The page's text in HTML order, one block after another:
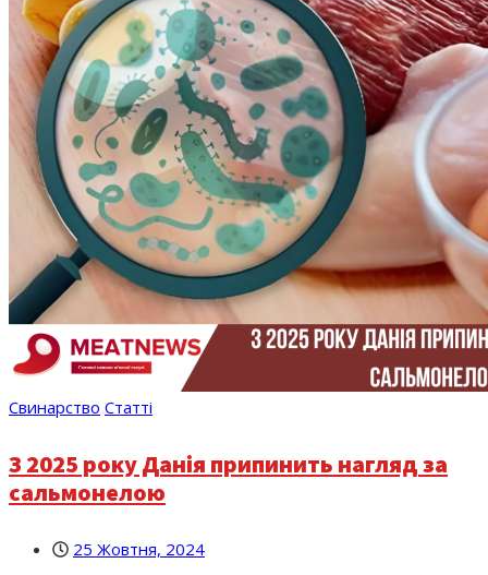
Свинарство Статті
З 2025 року Данія припинить нагляд за
сальмонелою
25 Жовтня, 2024